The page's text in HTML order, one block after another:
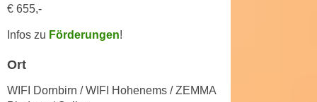
€ 655,-
Infos zu Förderungen!
Ort
WIFI Dornbirn / WIFI Hohenems / ZEMMA
n
m
h
o
i
s
e